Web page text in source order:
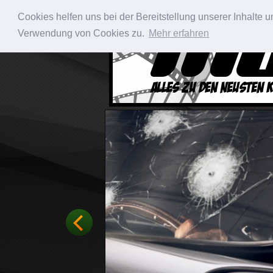
Cookies helfen uns bei der Bereitstellung unserer Inhalte
Verwendung von Cookies zu. Mehr erfahren